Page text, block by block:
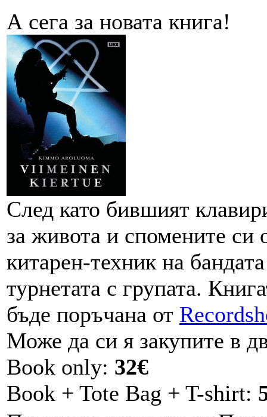
А сега за новата книга!
След като бившият
за живота и спомените си
китарен-техник на
турнетата с групата.
бъде поръчанa от
Може да си я закупите в
Book only: 32€
Book + Tote Bag + T-shirt: